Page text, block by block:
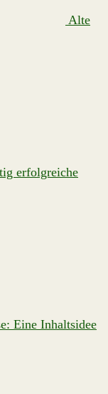
Alte
erfolgreiche
Eine Inhaltsidee